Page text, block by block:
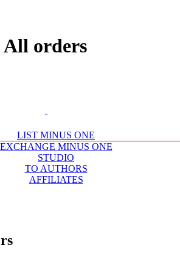
All orders
LIST MINUS ONE
EXCHANGE MINUS ONE
STUDIO
TO AUTHORS
AFFILIATES